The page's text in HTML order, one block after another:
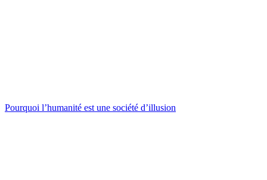
Pourquoi l’humanité est une société d’illusion